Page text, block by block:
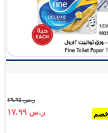
ر.س ٢٩.٩٥
ر.س ١٧.٩٩